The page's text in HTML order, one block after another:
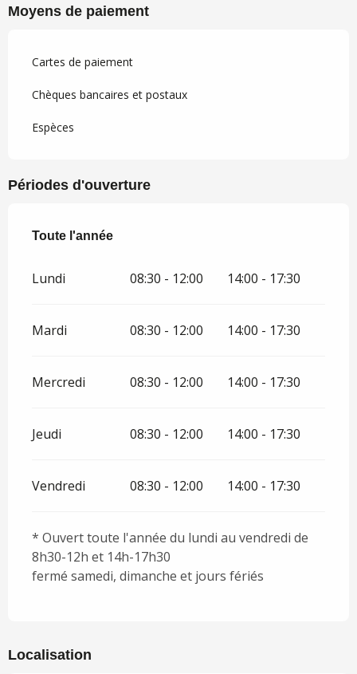
Moyens de paiement
Cartes de paiement
Chèques bancaires et postaux
Espèces
Périodes d'ouverture
Toute l'année
Toute l'année
Lundi 08:30 - 12:00 14:00 - 17:30
Mardi 08:30 - 12:00 14:00 - 17:30
Mercredi 08:30 - 12:00 14:00 - 17:30
Jeudi 08:30 - 12:00 14:00 - 17:30
Vendredi 08:30 - 12:00 14:00 - 17:30
* Ouvert toute l'année du lundi au vendredi de
8h30-12h et 14h-17h30
fermé samedi, dimanche et jours fériés
Localisation